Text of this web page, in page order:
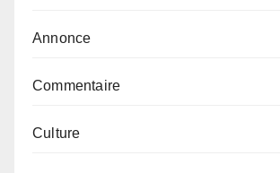
Annonce
Commentaire
Culture